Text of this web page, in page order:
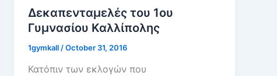
Δεκαπενταμελές του 1ου
Γυμνασίου Καλλίπολης
1gymkall /October 31, 2016
Κατόπιν των εκλογών που